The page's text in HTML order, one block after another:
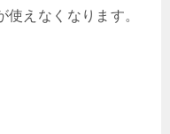
えなくなります。